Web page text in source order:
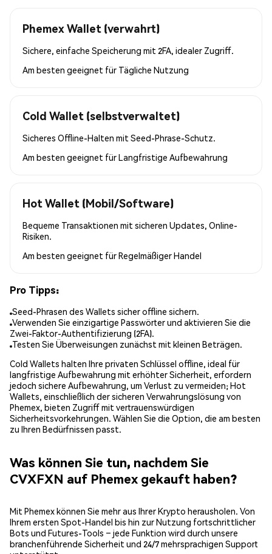
Phemex Wallet (verwahrt)
Sichere, einfache Speicherung mit 2FA, idealer Zugriff.
Am besten geeignet für Tägliche Nutzung
Cold Wallet (selbstverwaltet)
Sicheres Offline-Halten mit Seed-Phrase-Schutz.
Am besten geeignet fürLangfristige Aufbewahrung
Hot Wallet (Mobil/Software)
Bequeme Transaktionen mit sicheren Updates, Online-
Risiken.
Am besten geeignet fürRegelmäßiger Handel
Pro Tipps:
Seed-Phrasen des Wallets sicher offline sichern.
Verwenden Sie einzigartige Passwörter und aktivieren Sie die
Zwei-Faktor-Authentifizierung (2FA).
Testen Sie Überweisungen zunächst mit kleinen Beträgen.
Cold Wallets halten Ihre privaten Schlüssel offline, ideal für
langfristige Aufbewahrung mit erhöhter Sicherheit, erfordern
jedoch sichere Aufbewahrung, um Verlust zu vermeiden; Hot
Wallets, einschließlich der sicheren Verwahrungslösung von
Phemex, bieten Zugriff mit vertrauenswürdigen
Sicherheitsvorkehrungen. Wählen Sie die Option, die am besten
zu Ihren Bedürfnissen passt.
Was können Sie tun, nachdem Sie
CVXFXN auf Phemex gekauft haben?
Mit Phemex können Sie mehr aus Ihrer Krypto herausholen. Von
Ihrem ersten Spot-Handel bis hin zur Nutzung fortschrittlicher
Bots und Futures-Tools – jede Funktion wird durch unsere
branchenführende Sicherheit und 24/7 mehrsprachigen Support